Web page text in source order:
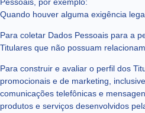
Quando houver alguma exigência
Para coletar Dados Pessoais para a
Titulares que não possuam
Para construir e avaliar o perfil dos
promocionais e de marketing,
comunicações telefônicas e
produtos e serviços desenvolvidos